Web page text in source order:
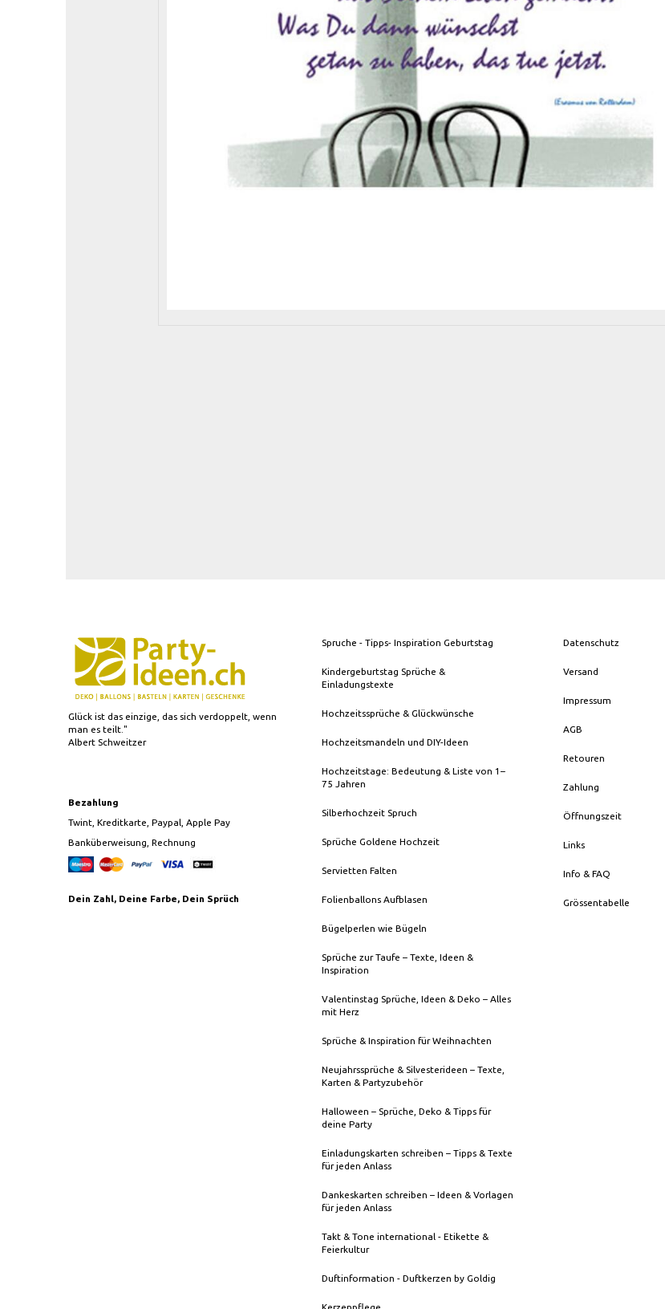
Glück ist das einzige, das sich verdoppelt, wenn
man es teilt."
Albert Schweitzer
Bezahlung
Twint, Kreditkarte, Paypal, Apple Pay
Banküberweisung, Rechnung
Dein Zahl, Deine Farbe, Dein Sprüch
Spruche - Tipps- Inspiration Geburtstag
Kindergeburtstag Sprüche &
Einladungstexte
Hochzeitssprüche & Glückwünsche
Hochzeitsmandeln und DIY-Ideen
Hochzeitstage: Bedeutung & Liste von 1–
75 Jahren
Silberhochzeit Spruch
Sprüche Goldene Hochzeit
Servietten Falten
Folienballons Aufblasen
Bügelperlen wie Bügeln
Sprüche zur Taufe – Texte, Ideen &
Inspiration
Valentinstag Sprüche, Ideen & Deko – Alles
mit Herz
Sprüche & Inspiration für Weihnachten
Neujahrssprüche & Silvesterideen – Texte,
Karten & Partyzubehör
Halloween – Sprüche, Deko & Tipps für
deine Party
Einladungskarten schreiben – Tipps & Texte
für jeden Anlass
Dankeskarten schreiben – Ideen & Vorlagen
für jeden Anlass
Takt & Tone international - Etikette &
Feierkultur
Duftinformation - Duftkerzen by Goldig
Datenschutz
Versand
Impressum
AGB
Retouren
Zahlung
Öffnungszeit
Links
Info & FAQ
Grössentabelle